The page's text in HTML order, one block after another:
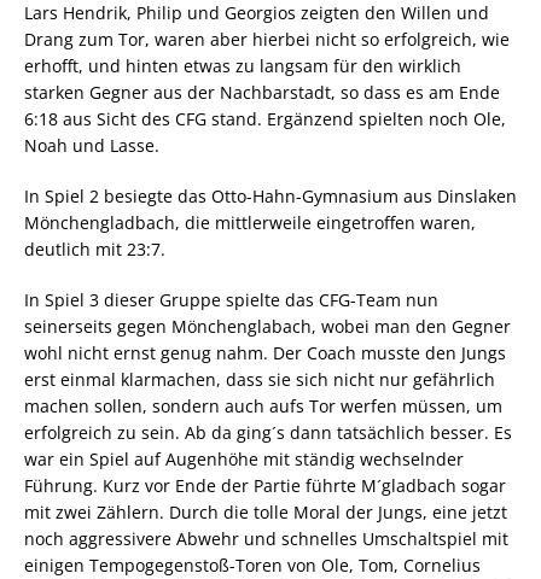
Lars Hendrik, Philip und Georgios zeigten den Willen und
Drang zum Tor, waren aber hierbei nicht so erfolgreich, wie
erhofft, und hinten etwas zu langsam für den wirklich
starken Gegner aus der Nachbarstadt, so dass es am Ende
6:18 aus Sicht des CFG stand. Ergänzend spielten noch Ole,
Noah und Lasse.
In Spiel 2 besiegte das Otto-Hahn-Gymnasium aus Dinslaken
Mönchengladbach, die mittlerweile eingetroffen waren,
deutlich mit 23:7.
In Spiel 3 dieser Gruppe spielte das CFG-Team nun
seinerseits gegen Mönchenglabach, wobei man den Gegner
wohl nicht ernst genug nahm. Der Coach musste den Jungs
erst einmal klarmachen, dass sie sich nicht nur gefährlich
machen sollen, sondern auch aufs Tor werfen müssen, um
erfolgreich zu sein. Ab da ging´s dann tatsächlich besser. Es
war ein Spiel auf Augenhöhe mit ständig wechselnder
Führung. Kurz vor Ende der Partie führte M´gladbach sogar
mit zwei Zählern. Durch die tolle Moral der Jungs, eine jetzt
noch aggressivere Abwehr und schnelles Umschaltspiel mit
einigen Tempogegenstoß-Toren von Ole, Tom, Cornelius